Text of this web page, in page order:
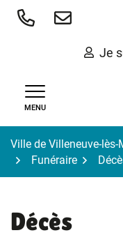
Aller
Je
MENU
Ville de Villeneuve-lès-
Funéraire
Décès